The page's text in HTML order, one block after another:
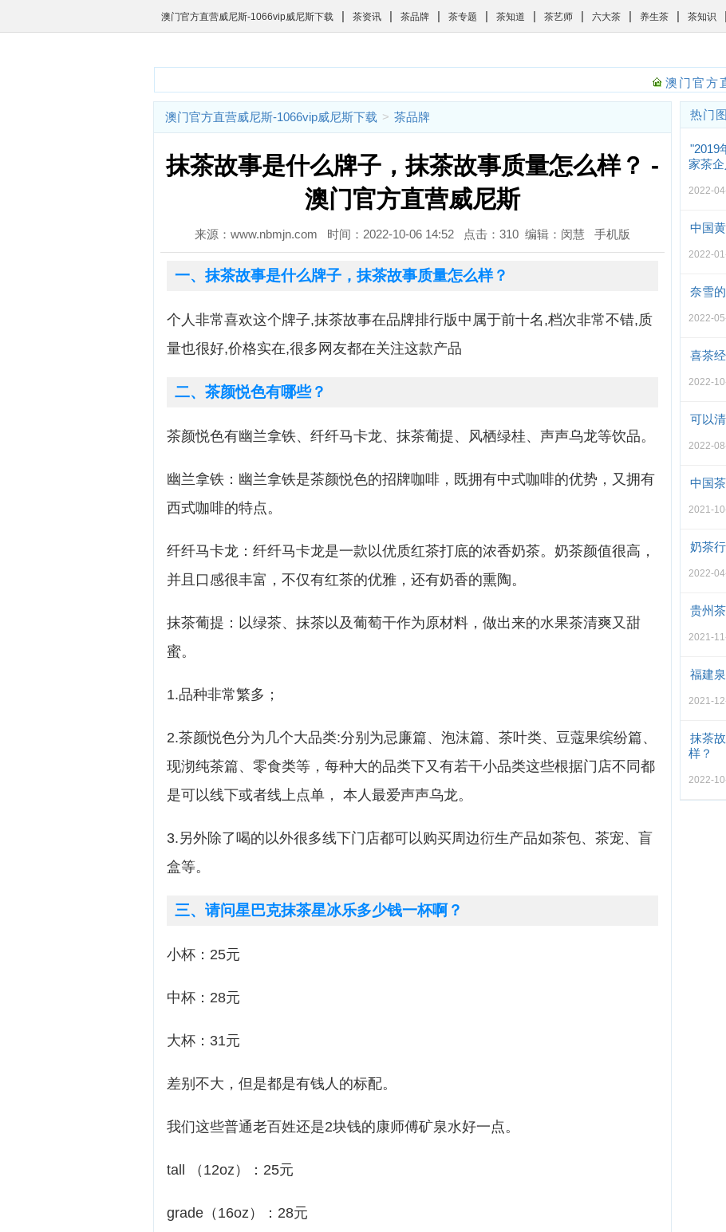
澳门官方直营威尼斯-1066vip威尼斯下载 | 茶资讯 | 茶品牌 | 茶专题 | 茶知道 | 茶艺师 | 六大茶 | 养生茶 | 茶知识 |
澳门官方
澳门官方直营威尼斯-1066vip威尼斯下载 > 茶品牌
抹茶故事是什么牌子，抹茶故事质量怎么样？ -
澳门官方直营威尼斯
来源：www.nbmjn.com 时间：2022-10-06 14:52 点击：310 编辑：闵慧 手机版
一、抹茶故事是什么牌子，抹茶故事质量怎么样？
个人非常喜欢这个牌子,抹茶故事在品牌排行版中属于前十名,档次非常不错,质
量也很好,价格实在,很多网友都在关注这款产品
二、茶颜悦色有哪些？
茶颜悦色有幽兰拿铁、纤纤马卡龙、抹茶葡提、风栖绿桂、声声乌龙等饮品。
幽兰拿铁：幽兰拿铁是茶颜悦色的招牌咖啡，既拥有中式咖啡的优势，又拥有
西式咖啡的特点。
纤纤马卡龙：纤纤马卡龙是一款以优质红茶打底的浓香奶茶。奶茶颜值很高，
并且口感很丰富，不仅有红茶的优雅，还有奶香的熏陶。
抹茶葡提：以绿茶、抹茶以及葡萄干作为原材料，做出来的水果茶清爽又甜
蜜。
1.品种非常繁多；
2.茶颜悦色分为几个大品类:分别为忌廉篇、泡沫篇、茶叶类、豆蔻果缤纷篇、
现沏纯茶篇、零食类等，每种大的品类下又有若干小品类这些根据门店不同都
是可以线下或者线上点单， 本人最爱声声乌龙。
3.另外除了喝的以外很多线下门店都可以购买周边衍生产品如茶包、茶宠、盲
盒等。
三、请问星巴克抹茶星冰乐多少钱一杯啊？
小杯：25元
中杯：28元
大杯：31元
差别不大，但是都是有钱人的标配。
我们这些普通老百姓还是2块钱的康师傅矿泉水好一点。
tall （12oz）：25元
grade（16oz）：28元
热门
"2019
家茶企
2022-
中国
2022-
奈雪
2022-
喜茶
2022-
可以
2022-
中国
2021-
奶茶
2022-
贵州
2021-
福建
2021-
抹茶
样？
2022-